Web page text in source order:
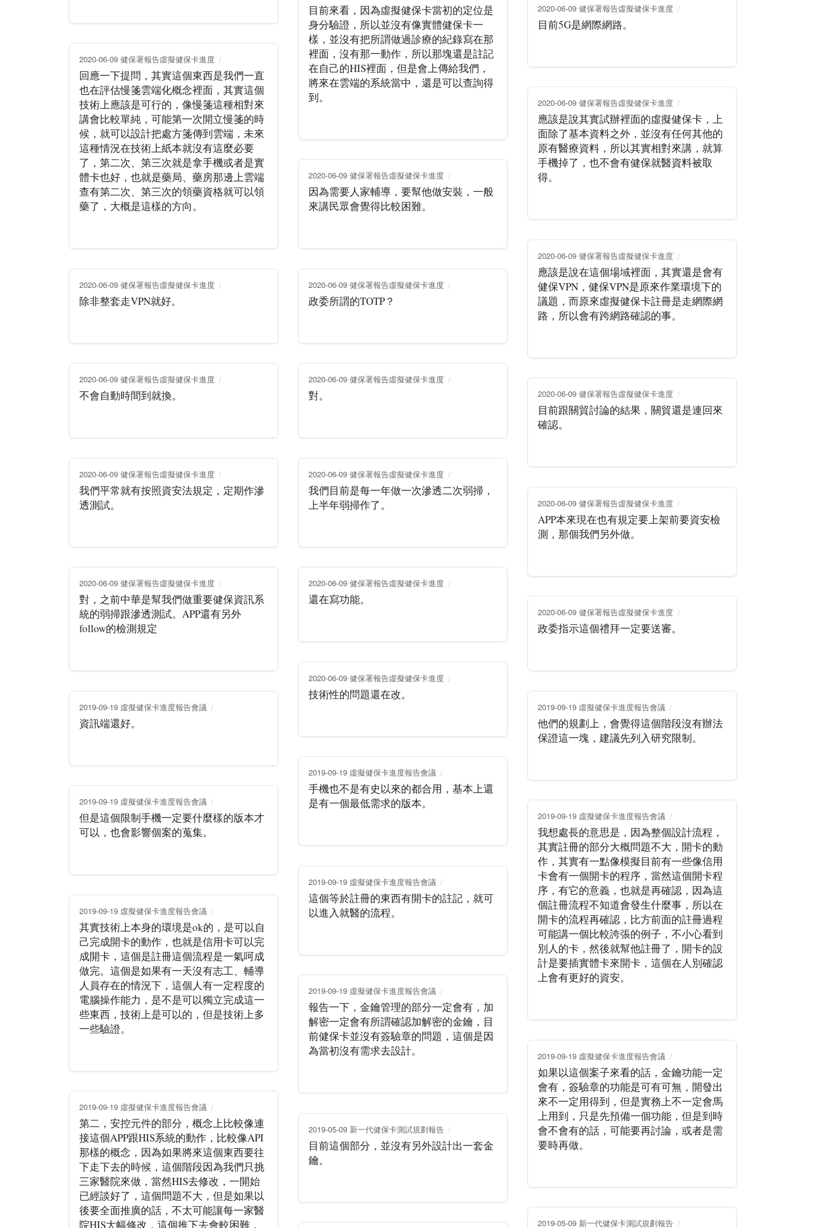
目前來看，因為虛擬健保卡當初的定位是
身分驗證，所以並沒有像實體健保卡一
樣，並沒有把所謂做過診療的紀錄寫在那
裡面，沒有那一動作，所以那塊還是註記
在自己的HIS裡面，但是會上傳給我們，
將來在雲端的系統當中，還是可以查詢得
到。
2020-06-09 健保署報告虛擬健保卡進度
目前5G是網際網路。
2020-06-09 健保署報告虛擬健保卡進度
回應一下提問，其實這個東西是我們一直
也在評估慢箋雲端化概念裡面，其實這個
技術上應該是可行的，像慢箋這種相對來
講會比較單純，可能第一次開立慢箋的時
候，就可以設計把處方箋傳到雲端，未來
這種情況在技術上紙本就沒有這麼必要
了，第二次、第三次就是拿手機或者是實
體卡也好，也就是藥局、藥房那邊上雲端
查有第二次、第三次的領藥資格就可以領
藥了，大概是這樣的方向。
2020-06-09 健保署報告虛擬健保卡進度
應該是說其實試辦裡面的虛擬健保卡，上
面除了基本資料之外，並沒有任何其他的
原有醫療資料，所以其實相對來講，就算
手機掉了，也不會有健保就醫資料被取
得。
2020-06-09 健保署報告虛擬健保卡進度
因為需要人家輔導，要幫他做安裝，一般
來講民眾會覺得比較困難。
2020-06-09 健保署報告虛擬健保卡進度
應該是說在這個場域裡面，其實還是會有
健保VPN，健保VPN是原來作業環境下的
議題，而原來虛擬健保卡註冊是走網際網
路，所以會有跨網路確認的事。
2020-06-09 健保署報告虛擬健保卡進度
除非整套走VPN就好。
2020-06-09 健保署報告虛擬健保卡進度
政委所謂的TOTP？
2020-06-09 健保署報告虛擬健保卡進度
不會自動時間到就換。
2020-06-09 健保署報告虛擬健保卡進度
對。 2020-06-09 健保署報告虛擬健保卡進度
目前跟關貿討論的結果，關貿還是連回來
確認。
2020-06-09 健保署報告虛擬健保卡進度
我們平常就有按照資安法規定，定期作滲
透測試。
2020-06-09 健保署報告虛擬健保卡進度
我們目前是每一年做一次滲透二次弱掃，
上半年弱掃作了。
2020-06-09 健保署報告虛擬健保卡進度
APP本來現在也有規定要上架前要資安檢
測，那個我們另外做。
2020-06-09 健保署報告虛擬健保卡進度
對，之前中華是幫我們做重要健保資訊系
統的弱掃跟滲透測試。APP還有另外
follow的檢測規定
2020-06-09 健保署報告虛擬健保卡進度
還在寫功能。
2020-06-09 健保署報告虛擬健保卡進度
政委指示這個禮拜一定要送審。
2020-06-09 健保署報告虛擬健保卡進度
技術性的問題還在改。
2019-09-19 虛擬健保卡進度報告會議
資訊端還好。
2019-09-19 虛擬健保卡進度報告會議
他們的規劃上，會覺得這個階段沒有辦法
保證這一塊，建議先列入研究限制。
2019-09-19 虛擬健保卡進度報告會議
手機也不是有史以來的都合用，基本上還
是有一個最低需求的版本。
2019-09-19 虛擬健保卡進度報告會議
但是這個限制手機一定要什麼樣的版本才
可以，也會影響個案的蒐集。
2019-09-19 虛擬健保卡進度報告會議
我想處長的意思是，因為整個設計流程，
其實註冊的部分大概問題不大，開卡的動
作，其實有一點像模擬目前有一些像信用
卡會有一個開卡的程序，當然這個開卡程
序，有它的意義，也就是再確認，因為這
個註冊流程不知道會發生什麼事，所以在
開卡的流程再確認，比方前面的註冊過程
可能講一個比較誇張的例子，不小心看到
別人的卡，然後就幫他註冊了，開卡的設
計是要插實體卡來開卡，這個在人別確認
上會有更好的資安。
2019-09-19 虛擬健保卡進度報告會議
這個等於註冊的東西有開卡的註記，就可
以進入就醫的流程。
2019-09-19 虛擬健保卡進度報告會議
其實技術上本身的環境是ok的，是可以自
己完成開卡的動作，也就是信用卡可以完
成開卡，這個是註冊這個流程是一氣呵成
做完。這個是如果有一天沒有志工、輔導
人員存在的情況下，這個人有一定程度的
電腦操作能力，是不是可以獨立完成這一
些東西，技術上是可以的，但是技術上多
一些驗證。
2019-09-19 虛擬健保卡進度報告會議
報告一下，金鑰管理的部分一定會有，加
解密一定會有所謂確認加解密的金鑰，目
前健保卡並沒有簽驗章的問題，這個是因
為當初沒有需求去設計。
2019-09-19 虛擬健保卡進度報告會議
如果以這個案子來看的話，金鑰功能一定
會有，簽驗章的功能是可有可無，開發出
來不一定用得到，但是實務上不一定會馬
上用到，只是先預備一個功能，但是到時
會不會有的話，可能要再討論，或者是需
要時再做。
2019-09-19 虛擬健保卡進度報告會議
第二，安控元件的部分，概念上比較像連
接這個APP跟HIS系統的動作，比較像API
那樣的概念，因為如果將來這個東西要往
下走下去的時候，這個階段因為我們只挑
三家醫院來做，當然HIS去修改，一開始
已經談好了，這個問題不大，但是如果以
後要全面推廣的話，不太可能讓每一家醫
院HIS大幅修改，這個推下去會較困難，
2019-05-09 新一代健保卡測試規劃報告
目前這個部分，並沒有另外設計出一套金
鑰。
2019-05-09 新一代健保卡測試規劃報告